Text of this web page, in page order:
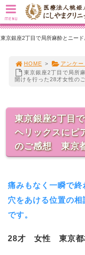
東京銀座2丁目で局所麻酔とニー
HOME > アンケ
東京銀座2丁目で局所
開けを行った28才女性
東京銀座2丁目
ヘリックスにピ
のご感想 東京
痛みもなく一瞬で終
穴をあける位置の
です。
28才 女性 東京都
MENU